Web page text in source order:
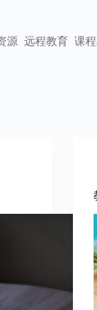
源 远程教育 课